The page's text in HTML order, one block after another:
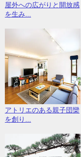
屋外への広がりと開放感
を生み...
アトリエのある親子団欒
を創り...